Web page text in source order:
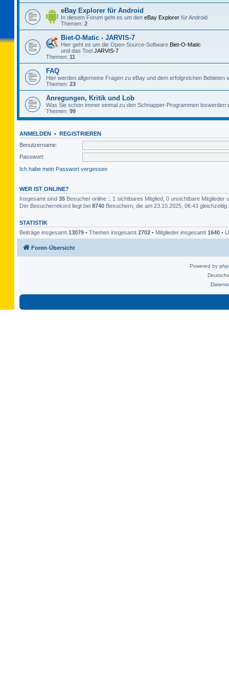
eBay Explorer für Android
In diesem Forum geht es um den eBay Explorer für Android
Themen: 2
Biet-O-Matic - JARVIS-7
Hier geht es um die Open-Source-Software Biet-O-Matic
und das Tool JARVIS-7
Themen: 11
FAQ
Hier werden allgemeine Fragen zu eBay und dem erfolgreichen Bebieten
Themen: 23
Anregungen, Kritik und Lob
Was Sie schon immer einmal zu den Schnapper-Programmen loswerden
Themen: 99
ANMELDEN • REGISTRIEREN
Benutzername:
Passwort:
Ich habe mein Passwort vergessen
WER IST ONLINE?
Insgesamt sind 35 Besucher online :: 1 sichtbares Mitglied, 0 unsichtbare
Der Besucherrekord liegt bei 8740 Besuchern, die am 23.10.2025, 06:43 gleichzeitig
STATISTIK
Beiträge insgesamt 13079 • Themen insgesamt 2702 • Mitglieder insgesamt 1640 •
Foren-Übersicht
Powered by